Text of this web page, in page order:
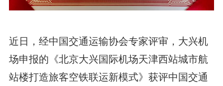
近日，经中国交通运输协会专家评审，大兴机
场申报的《北京大兴国际机场天津西站城市航
站楼打造旅客空铁联运新模式》获评中国交通